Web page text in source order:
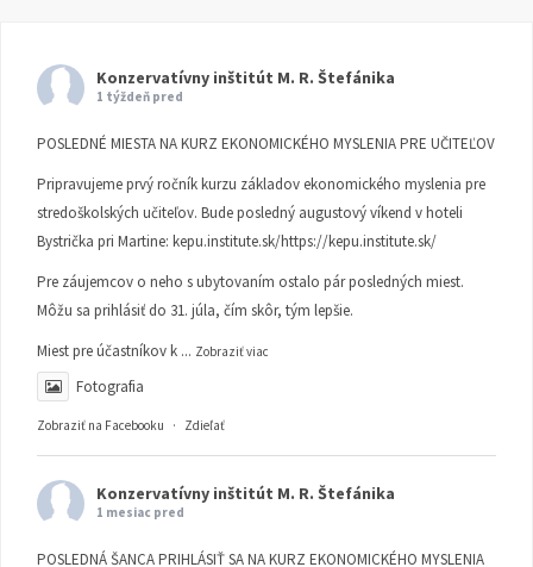
Konzervatívny inštitút M. R. Štefánika
1 týždeň pred
POSLEDNÉ MIESTA NA KURZ EKONOMICKÉHO MYSLENIA PRE UČITEĽOV
Pripravujeme prvý ročník kurzu základov ekonomického myslenia pre
stredoškolských učiteľov. Bude posledný augustový víkend v hoteli
Bystrička pri Martine: kepu.institute.sk/https://kepu.institute.sk/
Pre záujemcov o neho s ubytovaním ostalo pár posledných miest.
Môžu sa prihlásiť do 31. júla, čím skôr, tým lepšie.
Miest pre účastníkov k ... Zobraziť viac
Fotografia
Zobraziť na Facebooku · Zdieľať
Konzervatívny inštitút M. R. Štefánika
1 mesiac pred
POSLEDNÁ ŠANCA PRIHLÁSIŤ SA NA KURZ EKONOMICKÉHO MYSLENIA